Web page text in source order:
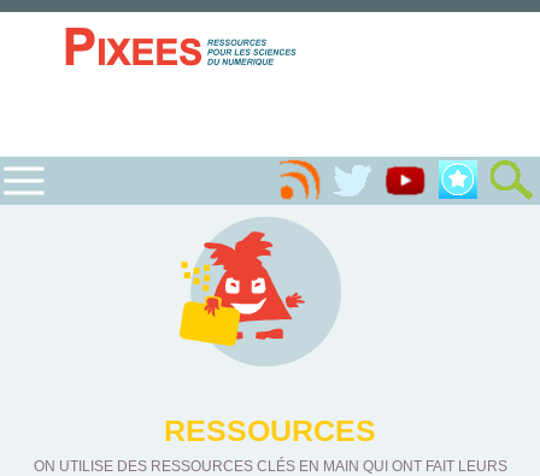
RESSOURCES
ON UTILISE DES RESSOURCES CLÉS EN MAIN QUI ONT FAIT LEURS